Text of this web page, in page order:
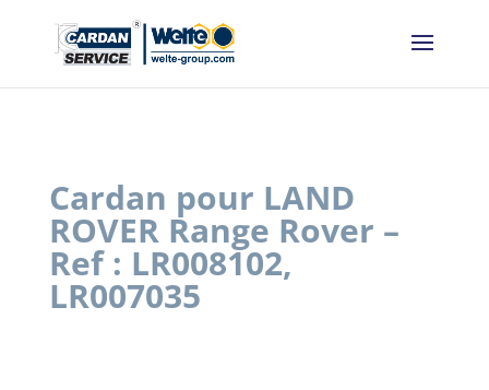
Cardan pour LAND
ROVER Range Rover –
Ref : LR008102,
LR007035